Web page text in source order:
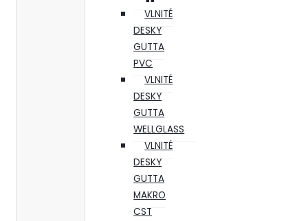
VLNITÉ
DESKY
GUTTA
PVC
VLNITÉ
DESKY
GUTTA
WELLGLASS
VLNITÉ
DESKY
GUTTA
MAKRO
CST